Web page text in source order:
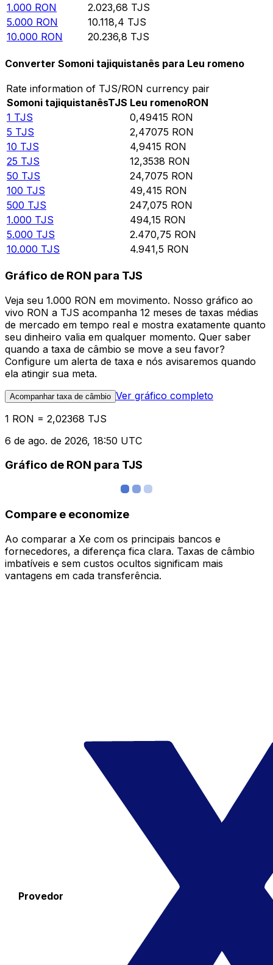
1.000 RON 2.023,68 TJS
5.000 RON 10.118,4 TJS
10.000 RON 20.236,8 TJS
Converter Somoni tajiquistanês para Leu romeno
Rate information of TJS/RON currency pair
Somoni tajiquistanêsTJS Leu romenoRON
1 TJS 0,49415 RON
5 TJS 2,47075 RON
10 TJS 4,9415 RON
25 TJS 12,3538 RON
50 TJS 24,7075 RON
100 TJS 49,415 RON
500 TJS 247,075 RON
1.000 TJS 494,15 RON
5.000 TJS 2.470,75 RON
10.000 TJS 4.941,5 RON
Gráfico de RON para TJS
Veja seu 1.000 RON em movimento. Nosso gráfico ao
vivo RON a TJS acompanha 12 meses de taxas médias
de mercado em tempo real e mostra exatamente quanto
seu dinheiro valia em qualquer momento. Quer saber
quando a taxa de câmbio se move a seu favor?
Configure um alerta de taxa e nós avisaremos quando
ela atingir sua meta.
Acompanhar taxa de câmbio Ver gráfico completo
1 RON = 2,02368 TJS
6 de ago. de 2026, 18:50 UTC
Gráfico de RON para TJS
Compare e economize
Ao comparar a Xe com os principais bancos e
fornecedores, a diferença fica clara. Taxas de câmbio
imbatíveis e sem custos ocultos significam mais
vantagens em cada transferência.
Provedor